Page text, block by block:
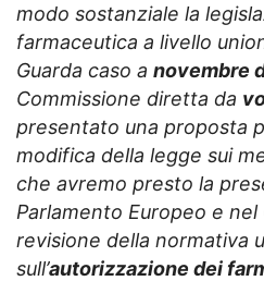
modo sostanziale la
farmaceutica a livello
Guarda caso a novembre
Commissione diretta da
presentato una proposta
modifica della legge sui
che avremo presto la
Parlamento Europeo e
revisione della normativa
sull’autorizzazione dei